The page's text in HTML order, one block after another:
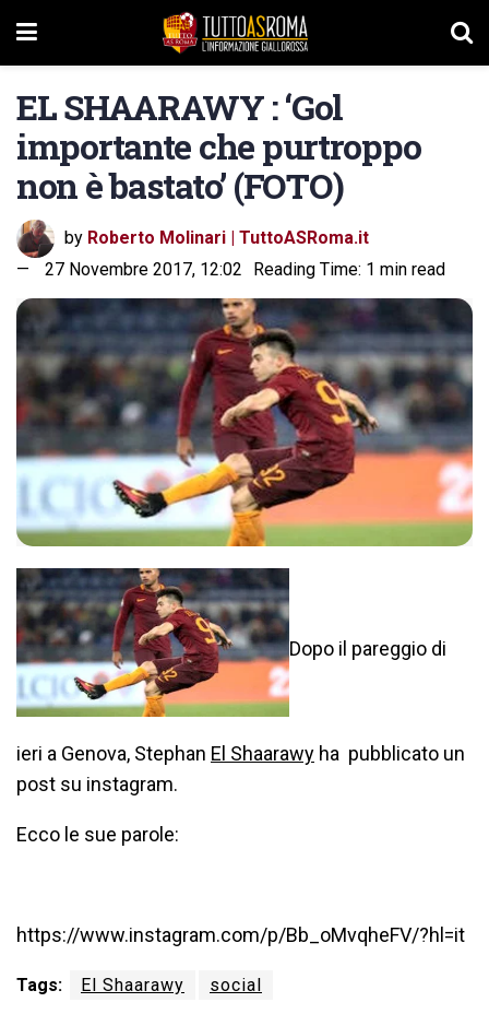
EL SHAARAWY : ‘Gol
importante che purtroppo
non è bastato’ (FOTO)
by Roberto Molinari | TuttoASRoma.it
27 Novembre 2017, 12:02
Reading Time: 1 min read
Dopo il pareggio di
ieri a Genova, Stephan El Shaarawy ha pubblicato un
post su instagram.
Ecco le sue parole:
https://www.instagram.com/p/Bb_oMvqheFV/?hl=it
Tags: El Shaarawy social